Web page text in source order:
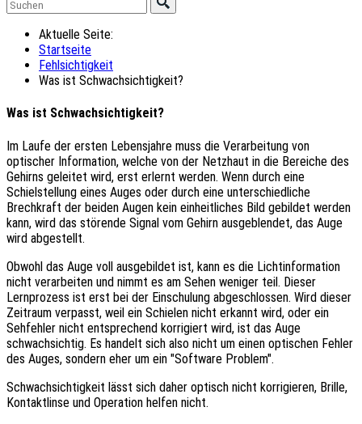
Aktuelle Seite:
Startseite
Fehlsichtigkeit
Was ist Schwachsichtigkeit?
Was ist Schwachsichtigkeit?
Im Laufe der ersten Lebensjahre muss die Verarbeitung von
optischer Information, welche von der Netzhaut in die Bereiche des
Gehirns geleitet wird, erst erlernt werden. Wenn durch eine
Schielstellung eines Auges oder durch eine unterschiedliche
Brechkraft der beiden Augen kein einheitliches Bild gebildet werden
kann, wird das störende Signal vom Gehirn ausgeblendet, das Auge
wird abgestellt.
Obwohl das Auge voll ausgebildet ist, kann es die Lichtinformation
nicht verarbeiten und nimmt es am Sehen weniger teil. Dieser
Lernprozess ist erst bei der Einschulung abgeschlossen. Wird dieser
Zeitraum verpasst, weil ein Schielen nicht erkannt wird, oder ein
Sehfehler nicht entsprechend korrigiert wird, ist das Auge
schwachsichtig. Es handelt sich also nicht um einen optischen Fehler
des Auges, sondern eher um ein "Software Problem".
Schwachsichtigkeit lässt sich daher optisch nicht korrigieren, Brille,
Kontaktlinse und Operation helfen nicht.